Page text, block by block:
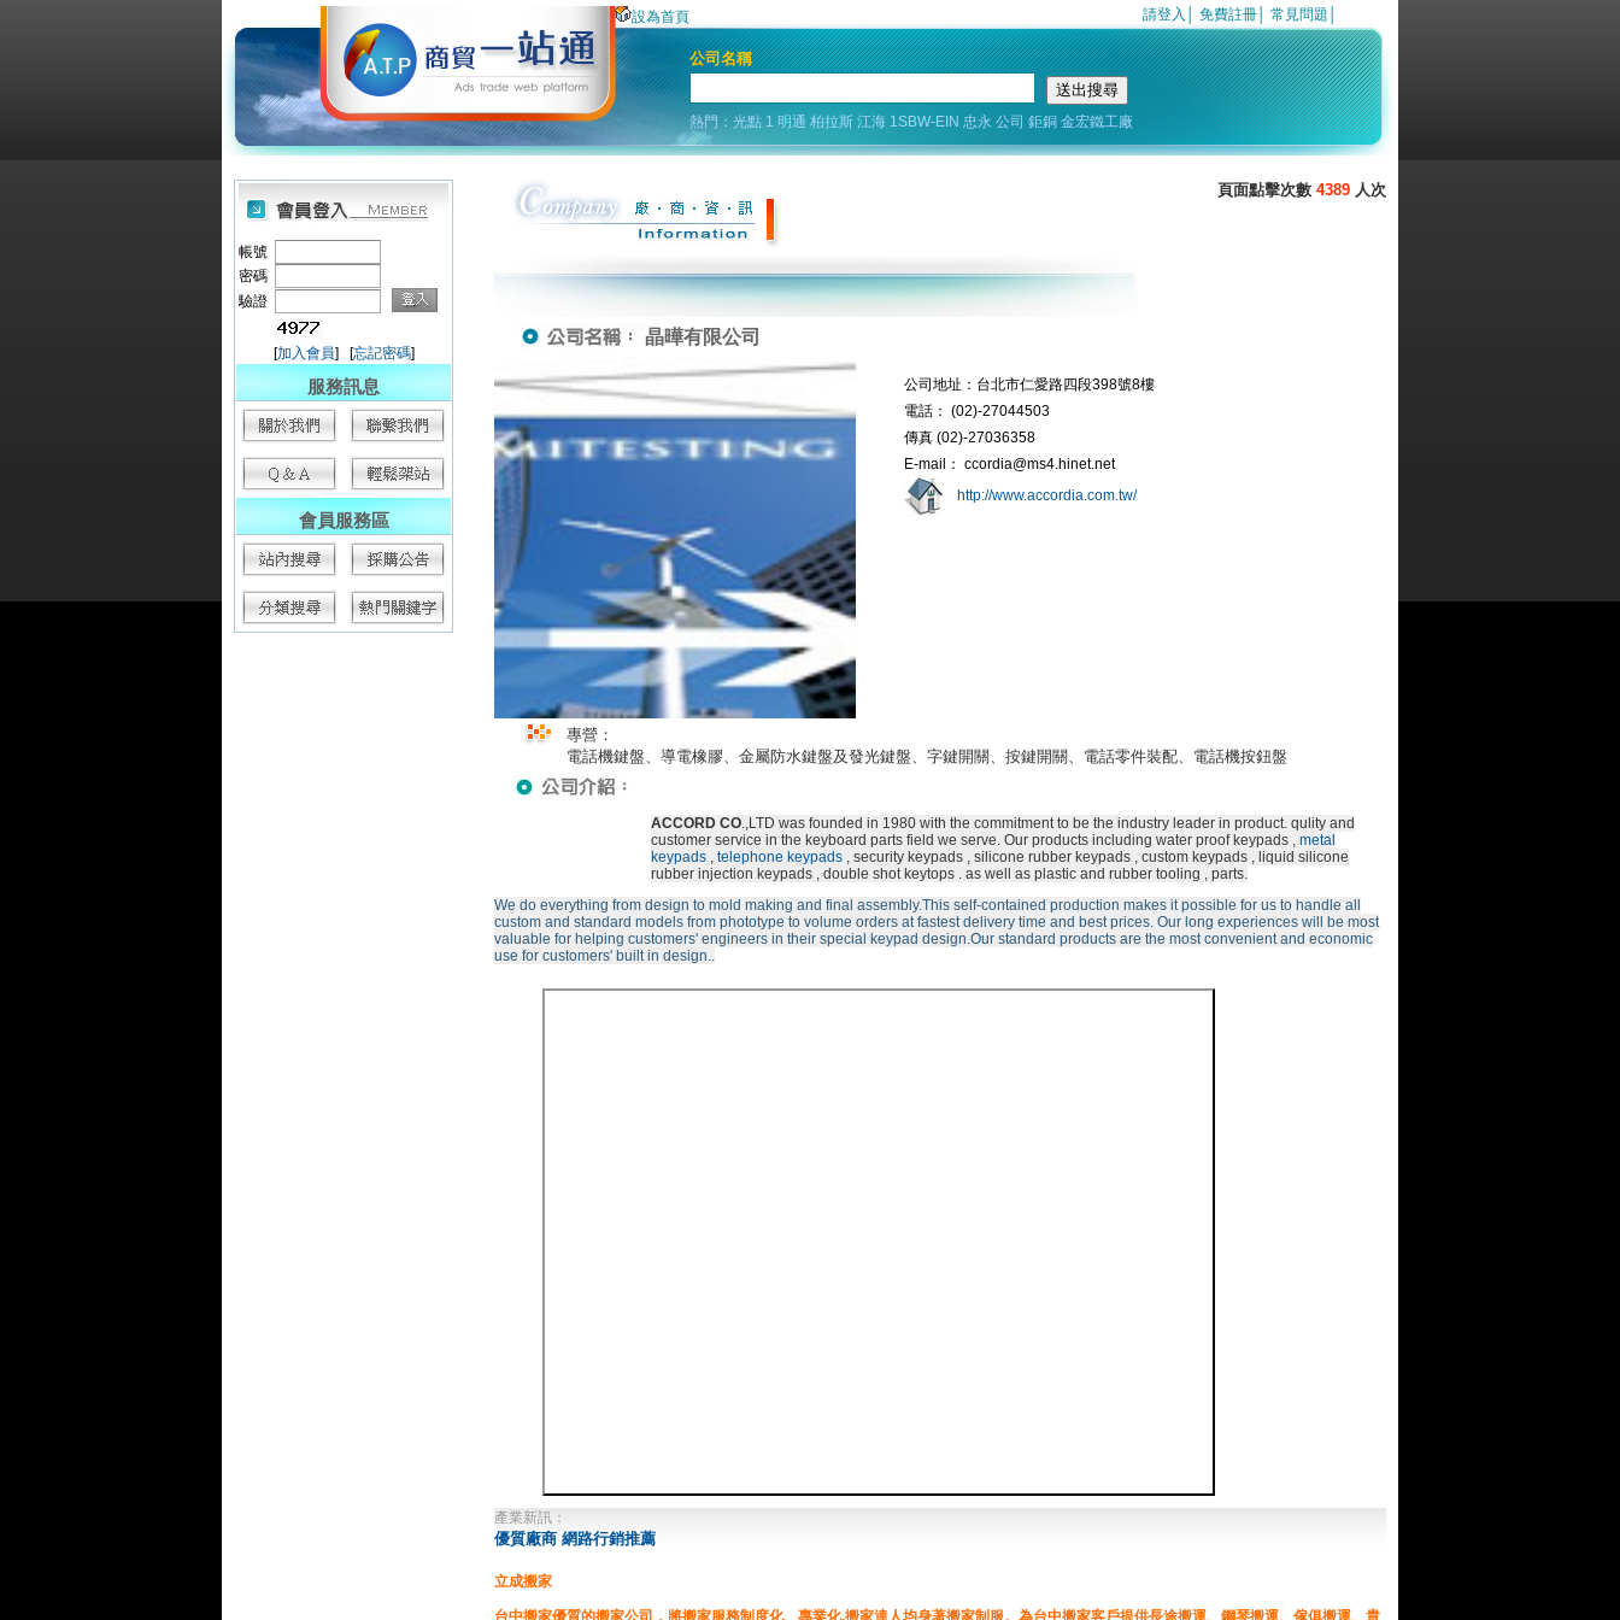
設為首頁 請登入 免費註冊 常見問題
公司名稱
熱門：光點 1 明通 柏拉斯 江海 1SBW-EIN 忠永 公司 鉅銅 金宏鐵工廠
帳號
密碼
驗證
[加入會員] [忘記密碼]
服務訊息
會員服務區
4389
晶曄有限公司
公司地址：台北市仁愛路四段398號8樓
電話： (02)-27044503
傳真 (02)-27036358
E-mail： ccordia@ms4.hinet.net
http://www.accordia.com.tw/
專營：
電話機鍵盤、導電橡膠、金屬防水鍵盤及發光鍵盤、字鍵開關、按鍵開關、電話零件裝配、電話機按鈕盤
ACCORD CO.,LTD was founded in 1980 with the commitment to be the industry leader in product. qulity and
customer service in the keyboard parts field we serve. Our products including water proof keypads , metal
keypads , telephone keypads , security keypads , silicone rubber keypads , custom keypads , liquid silicone
rubber injection keypads , double shot keytops . as well as plastic and rubber tooling , parts.
We do everything from design to mold making and final assembly.This self-contained production makes it possible for us to handle all
custom and standard models from phototype to volume orders at fastest delivery time and best prices. Our long experiences will be most
valuable for helping customers' engineers in their special keypad design.Our standard products are the most convenient and economic
use for customers' built in design..
產業新訊：
優質廠商 網路行銷推薦
立成搬家
台中搬家優質的搬家公司，將搬家服務制度化、專業化,搬家達人均身著搬家制服。為台中搬家客戶提供長途搬運、鋼琴搬運、傢俱搬運、貴